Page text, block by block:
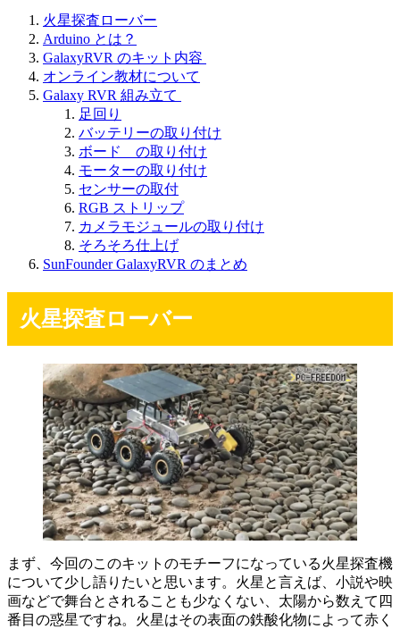
火星探査ローバー
Arduino とは？
GalaxyRVR のキット内容
オンライン教材について
Galaxy RVR 組み立て
足回り
バッテリーの取り付け
ボード の取り付け
モーターの取り付け
センサーの取付
RGB ストリップ
カメラモジュールの取り付け
そろそろ仕上げ
SunFounder GalaxyRVR のまとめ
火星探査ローバー
まず、今回のこのキットのモチーフになっている火星探査機
について少し語りたいと思います。火星と言えば、小説や映
画などで舞台とされることも少なくない、太陽から数えて四
番目の惑星ですね。火星はその表面の鉄酸化物によって赤く